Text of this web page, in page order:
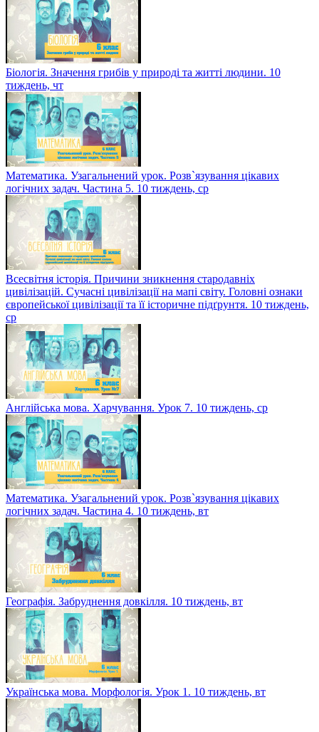
Біологія. Значення грибів у природі та житті людини. 10
тиждень, чт
Математика. Узагальнений урок. Розв`язування цікавих
логічних задач. Частина 5. 10 тиждень, ср
Всесвітня історія. Причини зникнення стародавніх
цивілізацій. Сучасні цивілізації на мапі світу. Головні ознаки
європейської цивілізації та її історичне підґрунтя. 10 тиждень,
ср
Англійська мова. Харчування. Урок 7. 10 тиждень, ср
Математика. Узагальнений урок. Розв`язування цікавих
логічних задач. Частина 4. 10 тиждень, вт
Географія. Забруднення довкілля. 10 тиждень, вт
Українська мова. Морфологія. Урок 1. 10 тиждень, вт